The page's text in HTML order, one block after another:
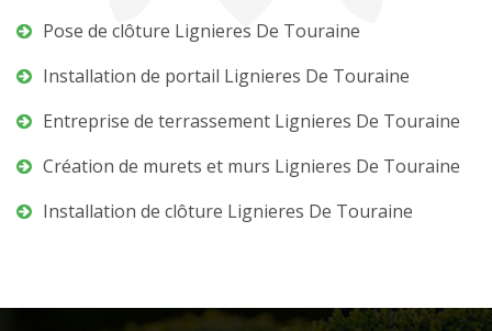
Pose de clôture Lignieres De Touraine
Installation de portail Lignieres De Touraine
Entreprise de terrassement Lignieres De Touraine
Création de murets et murs Lignieres De Touraine
Installation de clôture Lignieres De Touraine